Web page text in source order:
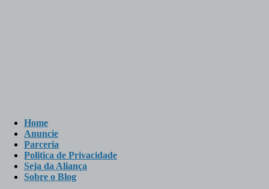
Home
Anuncie
Parceria
Politica de Privacidade
Seja da Aliança
Sobre o Blog